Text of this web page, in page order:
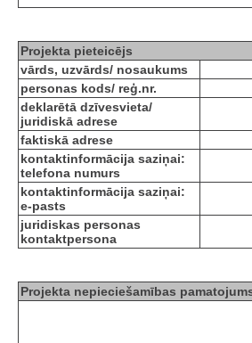
Projekta pieteicējs
vārds, uzvārds/ nosaukums
personas kods/ reģ.nr.
deklarētā dzīvesvieta/
juridiskā adrese
faktiskā adrese
kontaktinformācija saziņai:
telefona numurs
kontaktinformācija saziņai:
e-pasts
juridiskas personas
kontaktpersona
Projekta nepieciešamības